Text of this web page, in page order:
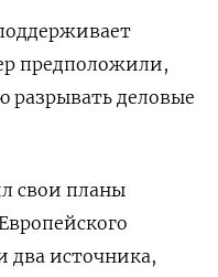
предположили,
разрывать деловые
свои планы
два источника,